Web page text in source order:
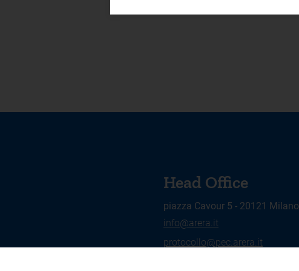
Head Office
piazza Cavour 5 - 20121 Milano
info@arera.it
protocollo@pec.arera.it